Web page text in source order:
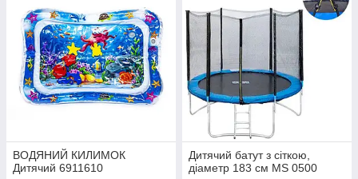
ВОДЯНИЙ КИЛИМОК
Дитячий 6911610
Дитячий батут з сіткою,
діаметр 183 см MS 0500